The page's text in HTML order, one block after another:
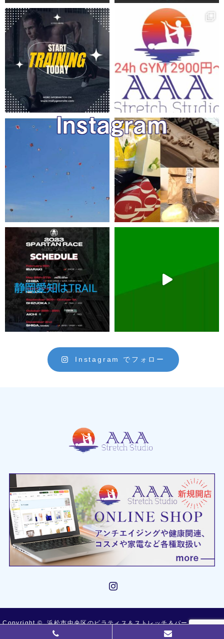
Instagram
Instagram でフォロー
Copyright ©浜松市中央区のピラティス＆ストレッチ＆パーソナルトレ